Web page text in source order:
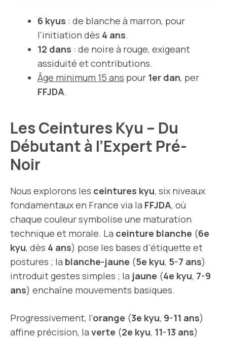
6 kyus : de blanche à marron, pour
l’initiation dès 4 ans.
12 dans : de noire à rouge, exigeant
assiduité et contributions.
Âge minimum 15 ans pour 1er dan, per
FFJDA.
Les Ceintures Kyu – Du
Débutant à l’Expert Pré-
Noir
Nous explorons les ceintures kyu, six niveaux
fondamentaux en France via la FFJDA, où
chaque couleur symbolise une maturation
technique et morale. La ceinture blanche (6e
kyu, dès 4 ans) pose les bases d’étiquette et
postures ; la blanche-jaune (5e kyu, 5-7 ans)
introduit gestes simples ; la jaune (4e kyu, 7-9
ans) enchaîne mouvements basiques.
Progressivement, l’orange (3e kyu, 9-11 ans)
affine précision, la verte (2e kyu, 11-13 ans)